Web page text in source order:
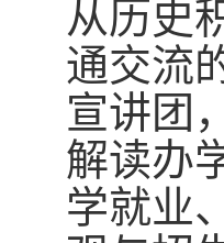
从历史
通交流
宣讲团
解读办
学就业